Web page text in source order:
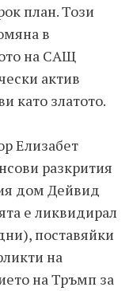
план. Този
в
на САЩ
актив
като златото.
Елизабет
разкрития
дом Дейвид
е ликвидирал
поставяйки
на
на Тръмп за